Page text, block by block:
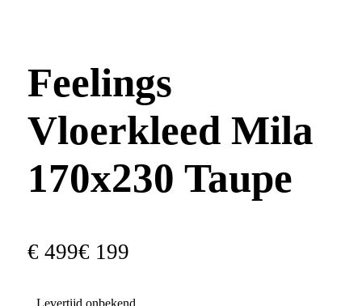
Feelings
Vloerkleed Mila
170x230 Taupe
€ 499€ 199
Levertijd onbekend